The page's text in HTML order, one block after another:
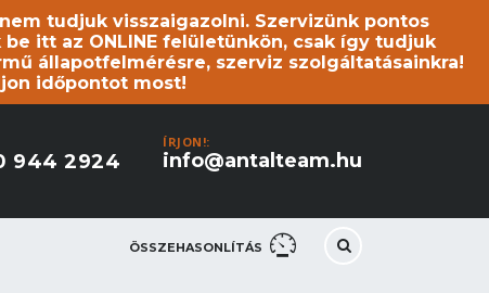
tudjuk visszaigazolni. Szervizünk pontos
itt az ONLINE felületünkön, csak így tudjuk
állapotfelmérésre, szerviz szolgáltatásainkra!
időpontot most!
ÍRJON!:
info@antalteam.hu
944 2924
ÖSSZEHASONLÍTÁS